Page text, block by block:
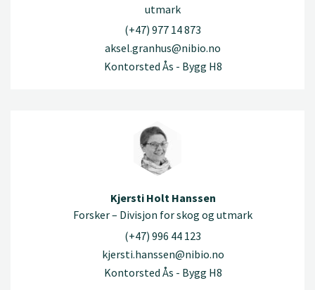
utmark
(+47) 977 14 873
aksel.granhus@nibio.no
Kontorsted Ås - Bygg H8
Kjersti Holt Hanssen
Forsker – Divisjon for skog og utmark
(+47) 996 44 123
kjersti.hanssen@nibio.no
Kontorsted Ås - Bygg H8